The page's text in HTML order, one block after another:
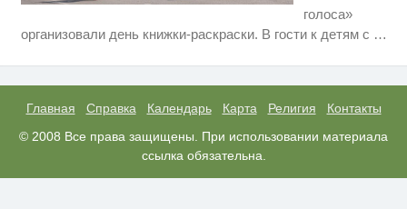
голоса»
организовали день книжки-раскраски. В гости к детям с …
Главная Справка Календарь Карта Религия
Контакты
© 2008 Все права защищены. При использовании материала
ссылка обязательна.
вы будете в шоке от увиденного
i
Ролик из Омска: вы будете
смеяться долго